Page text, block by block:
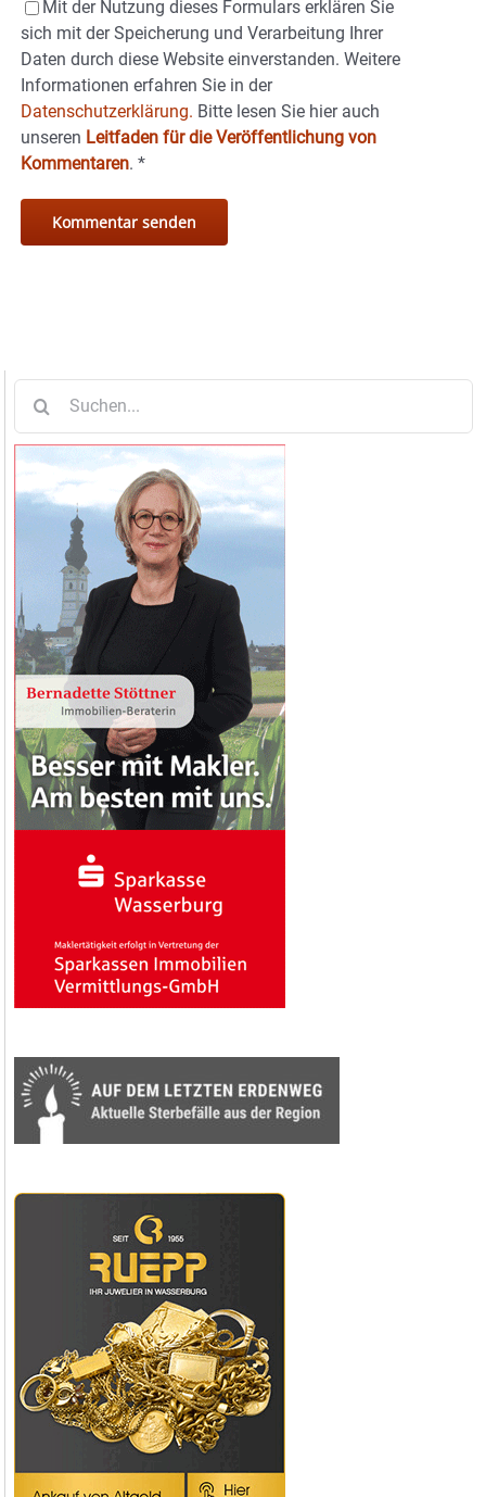
Mit der Nutzung dieses Formulars erklären Sie
sich mit der Speicherung und Verarbeitung Ihrer
Daten durch diese Website einverstanden. Weitere
Informationen erfahren Sie in der
Datenschutzerklärung. Bitte lesen Sie hier auch
unseren Leitfaden für die Veröffentlichung von
Kommentaren. *
nach: